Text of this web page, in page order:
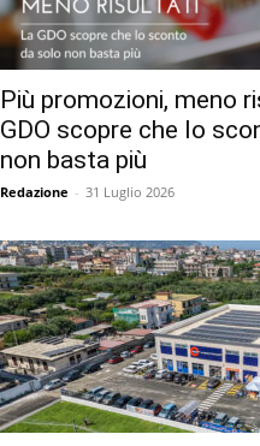
Più promozioni, meno
GDO scopre che lo
non basta più
Redazione - 31 Luglio 2026